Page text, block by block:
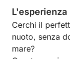
L'esperienza
Cerchi il
nuoto, senza
mare?